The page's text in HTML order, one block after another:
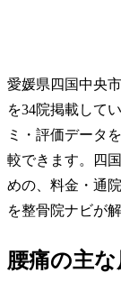
愛媛県四国中央
を34院掲載して
ミ・評価データ
較できます。四
めの、料金・通
を整骨院ナビが
腰痛の主な